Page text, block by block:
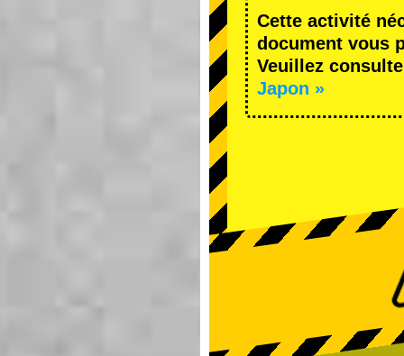
Cette activité
document vous
Veuillez
Japon »